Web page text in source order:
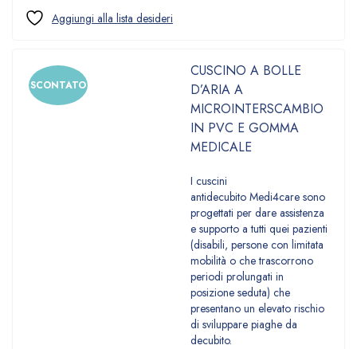
SCONTATO
CUSCINO A BOLLE
D’ARIA A
MICROINTERSCAMBIO
IN PVC E GOMMA
MEDICALE
I cuscini
antidecubito Medi4care sono
progettati per dare assistenza
e supporto a tutti quei pazienti
(disabili, persone con limitata
mobilità o che trascorrono
periodi prolungati in
posizione seduta) che
presentano un elevato rischio
di sviluppare piaghe da
decubito.